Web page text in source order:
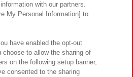
ウェブアクセシビリティ方針と検証結果
に
針 よくあるご質問・お問い合わせ
with our partners.
My Personal Information] to
have enabled the opt-out
to allow the sharing of
on the following setup banner,
consented to the sharing